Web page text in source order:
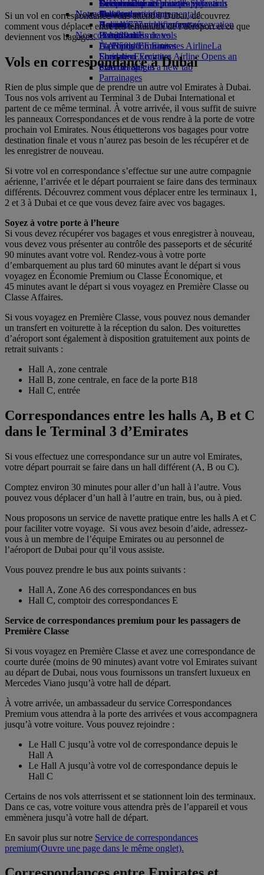
Boissons
Notre flotte
Boeing 777
L’A380 d’Emirates
L’A350 d’Emirates
Emirates Executive
Plan des sièges
Divertissements pour les enfants
Jouets pour enfants
Activités pour les enfants
La durabilité en pratique
Politique environnementale
Rapports environnementaux
Nos communautés
La Fondation Emirates AirlineLa
Fondation Emirates Airline Opens an
external link in a new tab
Parrainages
Genève-Dubai
Nouvelles destinations
Helsinki
Hangzhou
Da Nang
Shenzhen
Siem Reap
Se connecter à Emirates Skywards
Skywards+
Téléphone portable et l'application
Emirates
Annuler ou modifier une réservation
Perturbations de vols
À propos d’Emirates
Si un vol en correspondance vous attend à Dubai, découvrez
comment vous déplacer entre les terminaux de l’aéroport et ce que
deviennent vos bagages.
Vols en correspondance à Dubai
Rien de plus simple que de prendre un autre vol Emirates à Dubai.
Tous nos vols arrivent au Terminal 3 de Dubai International et
partent de ce même terminal. À votre arrivée, il vous suffit de suivre
les panneaux Correspondances et de vous rendre à la porte de votre
prochain vol Emirates. Nous étiquetterons vos bagages pour votre
destination finale et vous n’aurez pas besoin de les récupérer et de
les enregistrer de nouveau.
Si votre vol en correspondance s’effectue sur une autre compagnie
aérienne, l’arrivée et le départ pourraient se faire dans des terminaux
différents. Découvrez comment vous déplacer entre les terminaux 1,
2 et 3 à Dubai et ce que vous devez faire avec vos bagages.
Soyez à votre porte à l’heure
Si vous devez récupérer vos bagages et vous enregistrer à nouveau,
vous devez vous présenter au contrôle des passeports et de sécurité
90 minutes avant votre vol. Rendez-vous à votre porte
d’embarquement au plus tard 60 minutes avant le départ si vous
voyagez en Économie Premium ou Classe Économique, et
45 minutes avant le départ si vous voyagez en Première Classe ou
Classe Affaires.
Si vous voyagez en Première Classe, vous pouvez nous demander
un transfert en voiturette à la réception du salon. Des voiturettes
d’aéroport sont également à disposition gratuitement aux points de
retrait suivants :
Hall A, zone centrale
Hall B, zone centrale, en face de la porte B18
Hall C, entrée
Correspondances entre les halls A, B et C
dans le Terminal 3 d’Emirates
Si vous effectuez une correspondance sur un autre vol Emirates,
votre départ pourrait se faire dans un hall différent (A, B ou C).
Comptez environ 30 minutes pour aller d’un hall à l’autre. Vous
pouvez vous déplacer d’un hall à l’autre en train, bus, ou à pied.
Nous proposons un service de navette pratique entre les halls A et C
pour faciliter votre voyage. Si vous avez besoin d’aide, adressez-
vous à un membre de l’équipe Emirates ou au personnel de
l’aéroport de Dubai pour qu’il vous assiste.
Vous pouvez prendre le bus aux points suivants :
Hall A, Zone A6 des correspondances en bus
Hall C, comptoir des correspondances E
Service de correspondances premium pour les passagers de
Première Classe
Si vous voyagez en Première Classe et avez une correspondance de
courte durée (moins de 90 minutes) avant votre vol Emirates suivant
au départ de Dubai, nous vous fournissons un transfert luxueux en
Mercedes Viano jusqu’à votre hall de départ.
À votre arrivée, un ambassadeur du service Correspondances
Premium vous attendra à la porte des arrivées et vous accompagnera
jusqu’à votre voiture. Vous pouvez rejoindre :
Le Hall C jusqu’à votre vol de correspondance depuis le
Hall A
Le Hall A jusqu’à votre vol de correspondance depuis le
Hall C
Certains de nos vols atterrissent et se stationnent loin des terminaux.
Dans ce cas, votre voiture vous attendra près de l’appareil et vous
emmènera jusqu’à votre hall de départ.
En savoir plus sur notre Service de correspondances
premium(Ouvre une page dans le même onglet).